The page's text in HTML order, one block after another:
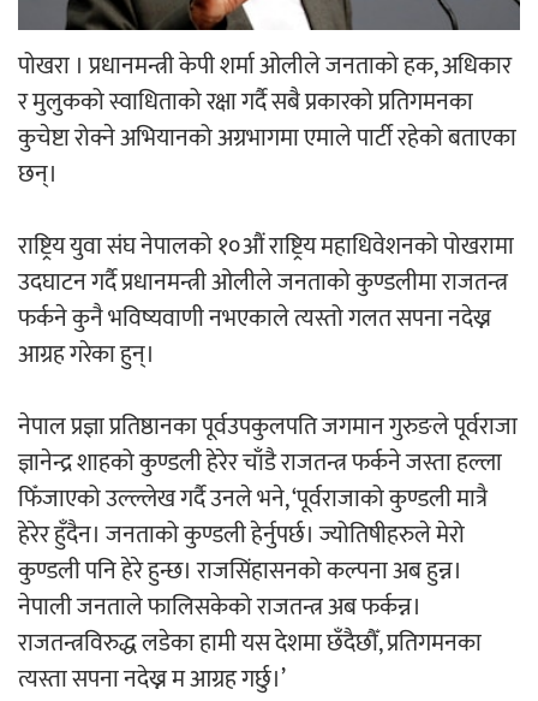
अर्जुन चन्द्रको ‘संवेदनाका प्रतिध्वनि’
मुक्तकसङ्ग्रह लोकार्पण
चलचित्र ‘माया भनेकै यस्तो होला’को शीर्ष गीत
सार्वजनिक
काठमाडौं युथ कन्क्लेभ २०२६ भव्यताका साथ
सम्पन्न
पोखरा । प्रधानमन्त्री केपी शर्मा ओलीले जनताको हक, अधिकार
र मुलुकको स्वाधिताको रक्षा गर्दै सबै प्रकारको प्रतिगमनका
कुचेष्टा रोक्ने अभियानको अग्रभागमा एमाले पार्टी रहेको बताएका
छन्।
राष्ट्रिय युवा संघ नेपालको १०औं राष्ट्रिय महाधिवेशनको पोखरामा
उदघाटन गर्दै प्रधानमन्त्री ओलीले जनताको कुण्डलीमा राजतन्त्र
फर्कने कुनै भविष्यवाणी नभएकाले त्यस्तो गलत सपना नदेख्न
आग्रह गरेका हुन्।
नेपाल प्रज्ञा प्रतिष्ठानका पूर्वउपकुलपति जगमान गुरुङले पूर्वराजा
ज्ञानेन्द्र शाहको कुण्डली हेरेर चाँडै राजतन्त्र फर्कने जस्ता हल्ला
फिँजाएको उल्ल्लेख गर्दै उनले भने, ‘पूर्वराजाको कुण्डली मात्रै
हेरेर हुँदैन। जनताको कुण्डली हेर्नुपर्छ। ज्योतिषीहरुले मेरो
कुण्डली पनि हेरे हुन्छ। राजसिंहासनको कल्पना अब हुन्न।
नेपाली जनताले फालिसकेको राजतन्त्र अब फर्कन्न।
राजतन्त्रविरुद्ध लडेका हामी यस देशमा छँदैछौँ, प्रतिगमनका
त्यस्ता सपना नदेख्न म आग्रह गर्छु।’